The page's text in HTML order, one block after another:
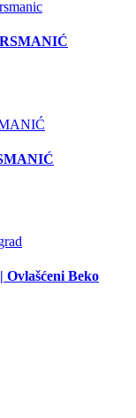
Ovlašćeni Beko